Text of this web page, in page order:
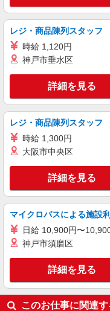
レジ・商品陳列スタッフ
時給 1,120円
神戸市垂水区
詳細を見る
レジ・商品陳列スタッフ
時給 1,300円
大阪市中央区
詳細を見る
マイクロバスによる施設
日給 10,900円〜
神戸市須磨区
詳細を見る
このお仕事に関連